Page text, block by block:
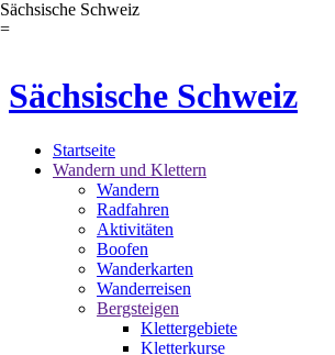
Sächsische Schweiz
=
Sächsische Schweiz
Startseite
Wandern und Klettern
Wandern
Radfahren
Aktivitäten
Boofen
Wanderkarten
Wanderreisen
Bergsteigen
Klettergebiete
Kletterkurse